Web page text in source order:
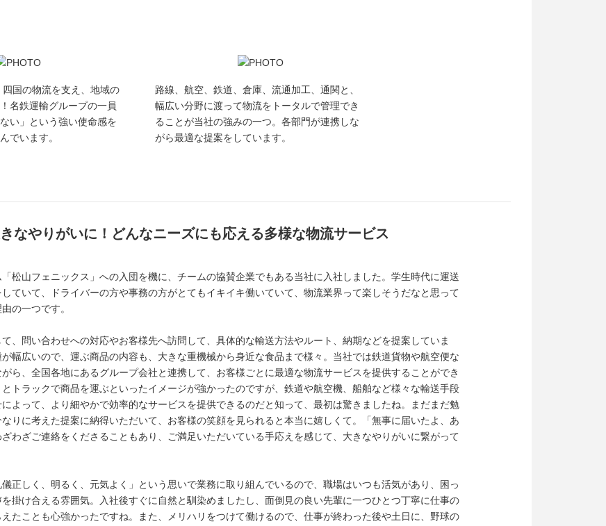
国の物流を支え、地域の
名鉄運輸グループの一員
い」という強い使命感を
でいます。
路線、航空、鉄道、倉庫、流通加工、通関と、
幅広い分野に渡って物流をトータルで管理でき
ることが当社の強みの一つ。各部門が連携しな
がら最適な提案をしています。
なやりがいに！どんなニーズにも応える多様な物流サービス
松山フェニックス」への入団を機に、チームの協賛企業でもある当社に入社しました。学生時代に運送
ていて、ドライバーの方や事務の方がとてもイキイキ働いていて、物流業界って楽しそうだなと思って
の一つです。
、問い合わせへの対応やお客様先へ訪問して、具体的な輸送方法やルート、納期などを提案していま
幅広いので、運ぶ商品の内容も、大きな重機械から身近な食品まで様々。当社では鉄道貨物や航空便な
ら、全国各地にあるグループ会社と連携して、お客様ごとに最適な物流サービスを提供することができ
とトラックで商品を運ぶといったイメージが強かったのですが、鉄道や航空機、船舶など様々な輸送手段
よって、より細やかで効率的なサービスを提供できるのだと知って、最初は驚きましたね。まだまだ勉
りに考えた提案に納得いただいて、お客様の笑顔を見られると本当に嬉しくて。「無事に届いたよ、あ
ざわざご連絡をくださることもあり、ご満足いただいている手応えを感じて、大きなやりがいに繋がって
正しく、明るく、元気よく」という思いで業務に取り組んでいるので、職場はいつも活気があり、困っ
掛け合える雰囲気。入社後すぐに自然と馴染めましたし、面倒見の良い先輩に一つひとつ丁寧に仕事の
たことも心強かったですね。また、メリハリをつけて働けるので、仕事が終わった後や土日に、野球の